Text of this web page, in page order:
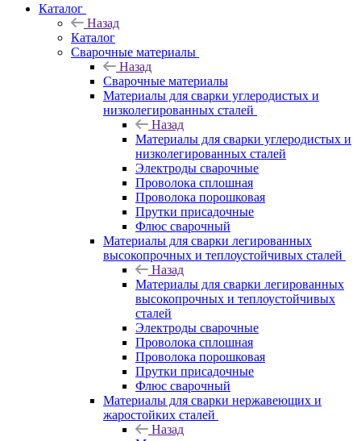
Каталог
Назад
Каталог
Сварочные материалы
Назад
Сварочные материалы
Материалы для сварки углеродистых и
низколегированных сталей
Назад
Материалы для сварки углеродистых и
низколегированных сталей
Электроды сварочные
Проволока сплошная
Проволока порошковая
Прутки присадочные
Флюс сварочный
Материалы для сварки легированных
высокопрочных и теплоустойчивых сталей
Назад
Материалы для сварки легированных
высокопрочных и теплоустойчивых
сталей
Электроды сварочные
Проволока сплошная
Проволока порошковая
Прутки присадочные
Флюс сварочный
Материалы для сварки нержавеющих и
жаростойких сталей
Назад